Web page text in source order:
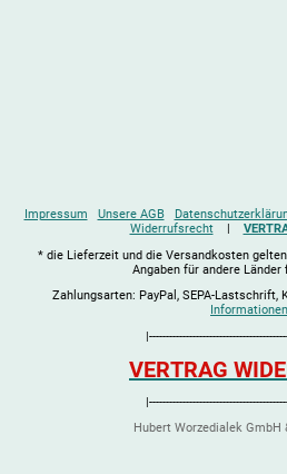
Impressum Unsere AGB
Widerrufsrecht|
* die Lieferzeit und die Versandkosten
Angaben für andere Länder
Zahlungsarten: PayPal, SEPA-Lastschrift,
Informationen
VERTRAG
Hubert Worzedialek GmbH